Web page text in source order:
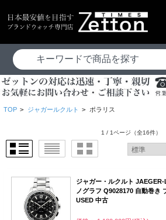
TOP > ジャガールクルト > ポラリス
1 / 1ページ （全16件）
ジャガー・ルクルト
ノグラフ Q9028170 自動巻き
USED 中古